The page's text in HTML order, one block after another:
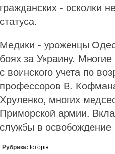
гражданских - осколки
статуса.
Медики - уроженцы
боях за Украину.
с воинского учета по
профессоров В.
Хруленко, многих
Приморской армии.
службы в освобождение
Рубрика: Історія